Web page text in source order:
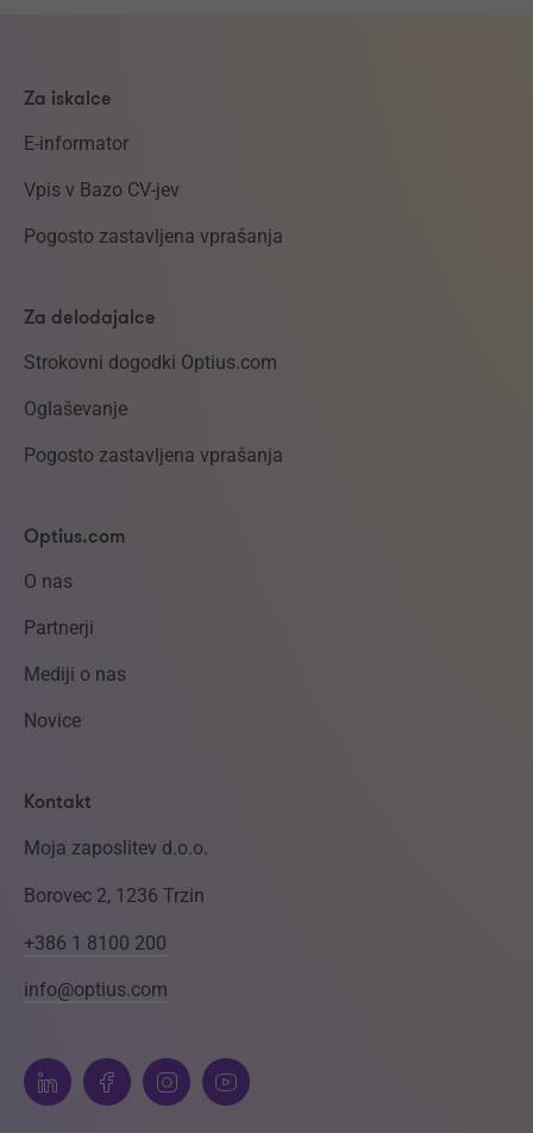
Za iskalce
E-informator
Vpis v Bazo CV-jev
Pogosto zastavljena vprašanja
Za delodajalce
Strokovni dogodki Optius.com
Oglaševanje
Pogosto zastavljena vprašanja
Optius.com
O nas
Partnerji
Mediji o nas
Novice
Kontakt
Moja zaposlitev d.o.o.
Borovec 2, 1236 Trzin
+386 1 8100 200
info@optius.com